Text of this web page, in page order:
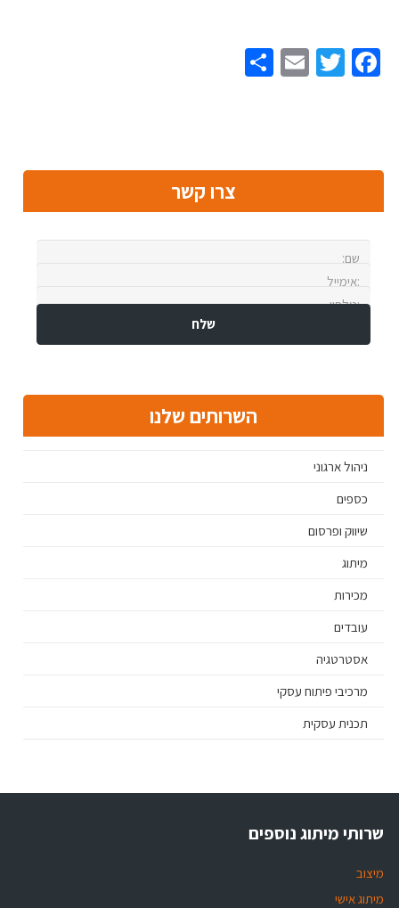
Facebook
Twitter
Email
צרו קשר
השרותים שלנו
ניהול ארגוני
כספים
שיווק ופרסום
מיתוג
מכירות
עובדים
אסטרטגיה
מרכיבי פיתוח עסקי
תכנית עסקית
שרותי מיתוג נוספים
מיצוב
מיתוג אישי